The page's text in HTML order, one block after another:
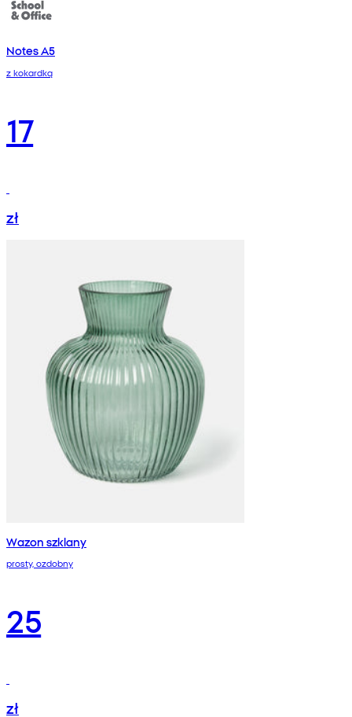
Notes A5
z kokardką
17
zł
Wazon szklany
prosty, ozdobny
25
zł